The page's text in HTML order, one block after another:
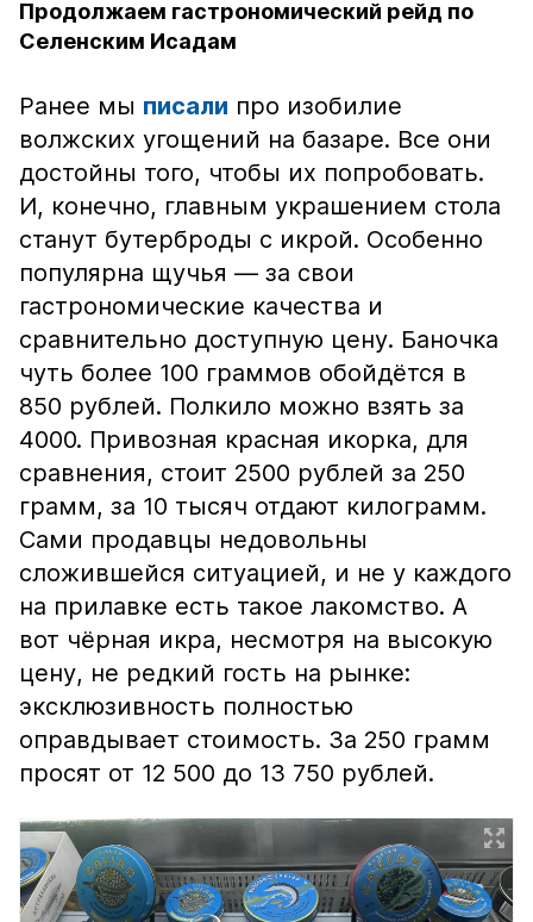
Продолжаем гастрономический рейд по
Селенским Исадам
Ранее мы писали про изобилие
волжских угощений на базаре. Все они
достойны того, чтобы их попробовать.
И, конечно, главным украшением стола
станут бутерброды с икрой. Особенно
популярна щучья — за свои
гастрономические качества и
сравнительно доступную цену. Баночка
чуть более 100 граммов обойдётся в
850 рублей. Полкило можно взять за
4000. Привозная красная икорка, для
сравнения, стоит 2500 рублей за 250
грамм, за 10 тысяч отдают килограмм.
Сами продавцы недовольны
сложившейся ситуацией, и не у каждого
на прилавке есть такое лакомство. А
вот чёрная икра, несмотря на высокую
цену, не редкий гость на рынке:
эксклюзивность полностью
оправдывает стоимость. За 250 грамм
просят от 12 500 до 13 750 рублей.